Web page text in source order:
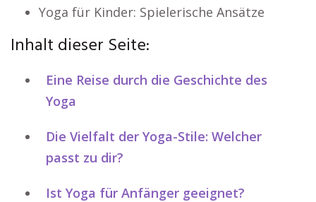
Yoga für Kinder: Spielerische Ansätze
Inhalt dieser Seite:
Eine Reise durch die Geschichte des
Yoga
Die Vielfalt der Yoga-Stile: Welcher
passt zu dir?
Ist Yoga für Anfänger geeignet?